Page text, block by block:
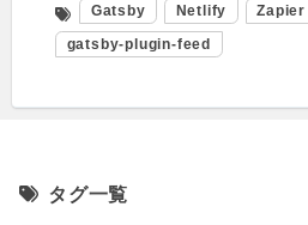
Gatsby Netlify Zapier
gatsby-plugin-feed
タグ一覧